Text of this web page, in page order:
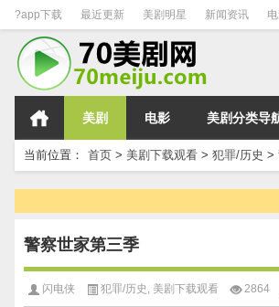
?app下载 最近更新 美剧明星 新闻资讯
美剧 电影 美剧分类导
当前位置： 首页 > 美剧下载观看 > 犯罪/历史 >
警察世家第三季
闪电侠 犯罪/历史 美剧下载观看 2864